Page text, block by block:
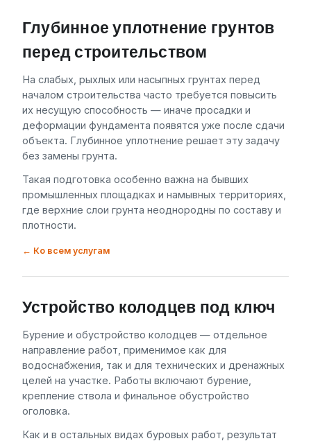
Глубинное уплотнение грунтов
перед строительством
На слабых, рыхлых или насыпных грунтах перед
началом строительства часто требуется повысить
их несущую способность — иначе просадки и
деформации фундамента появятся уже после сдачи
объекта. Глубинное уплотнение решает эту задачу
без замены грунта.
Такая подготовка особенно важна на бывших
промышленных площадках и намывных территориях,
где верхние слои грунта неоднородны по составу и
плотности.
← Ко всем услугам
Устройство колодцев под ключ
Бурение и обустройство колодцев — отдельное
направление работ, применимое как для
водоснабжения, так и для технических и дренажных
целей на участке. Работы включают бурение,
крепление ствола и финальное обустройство
оголовка.
Как и в остальных видах буровых работ, результат